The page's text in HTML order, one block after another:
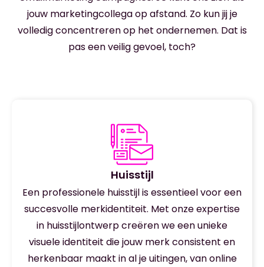
jouw marketingcollega op afstand. Zo kun jij je
volledig concentreren op het ondernemen. Dat is
pas een veilig gevoel, toch?
Huisstijl
Een professionele huisstijl is essentieel voor een
succesvolle merkidentiteit. Met onze expertise
in huisstijlontwerp creëren we een unieke
visuele identiteit die jouw merk consistent en
herkenbaar maakt in al je uitingen, van online